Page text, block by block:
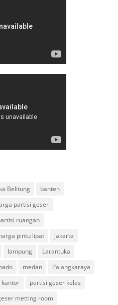
Belitung
banten
partisi geser
ruangan
pintu lipat
jakarta
lampung
Larantuka
medan
Palangkaraya
kantor
partisi geser kelas
metting room